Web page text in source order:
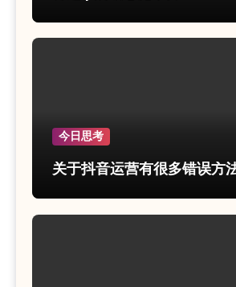
今日思考
关于抖音运营有很多错误方